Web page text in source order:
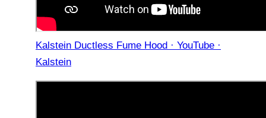
Kalstein Ductless Fume Hood · YouTube ·
Kalstein